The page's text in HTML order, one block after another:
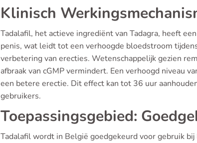
Klinisch
Tadalafil, het actieve ingrediënt van Tadagra, heeft
penis, wat leidt tot een verhoogde bloedstroom
verbetering van erecties. Wetenschappelijk gezien
afbraak van cGMP vermindert. Een verhoogd niveau
een betere erectie. Dit effect kan tot 36 uur
gebruikers.
Toepassingsgebied:
Tadalafil wordt in België goedgekeurd voor gebruik